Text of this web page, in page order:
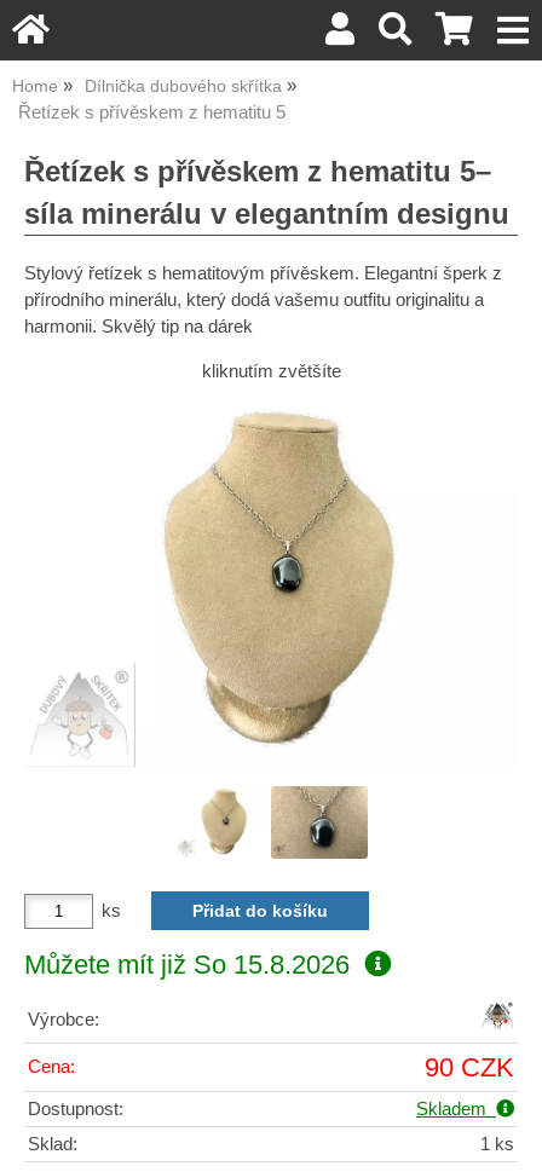
Home Dílnička dubového skřítka
Řetízek s přívěskem z hematitu 5
Řetízek s přívěskem z hematitu 5–
síla minerálu v elegantním designu
Stylový řetízek s hematitovým přívěskem. Elegantní šperk z
přírodního minerálu, který dodá vašemu outfitu originalitu a
harmonii. Skvělý tip na dárek
kliknutím zvětšíte
ks
Můžete mít již So 15.8.2026
Výrobce:
Cena: 90 CZK
Dostupnost:
Skladem
Sklad:
1 ks